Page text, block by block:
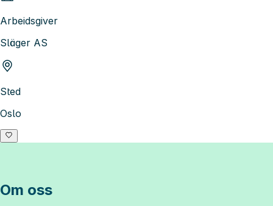
Arbeidsgiver
Släger AS
Sted
Oslo
Om oss